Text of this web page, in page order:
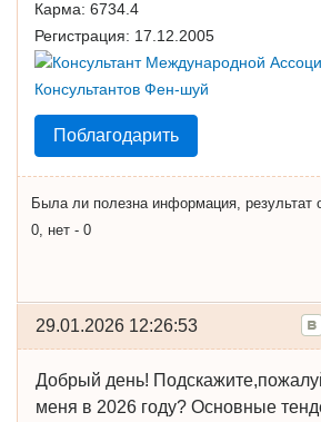
Карма: 6734.4
Регистрация: 17.12.2005
Поблагодарить
Была ли полезна информация, результат
0, нет - 0
29.01.2026 12:26:53
Добрый день!
меня в 2026 году? Основные